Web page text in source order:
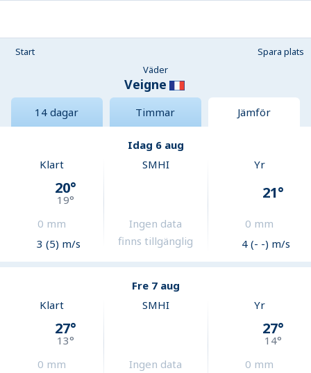
Start
Spara plats
Väder
Veigne
14 dagar Timmar Jämför
Idag 6 aug
Klart
20°
19°
0 mm
3 (5) m/s
SMHI
Ingen data
finns tillgänglig
Yr
21°
0 mm
4 (- -) m/s
Fre 7 aug
Klart
27°
13°
0 mm
SMHI
Ingen data
Yr
27°
14°
0 mm